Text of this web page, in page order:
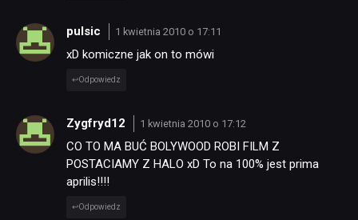
DYSKUSJE
JUŻ GRALIŚMY
pulsic 1 kwietnia 2010 o 17:11
xD komiczne jak on to mówi
Odpowiedz
Zygfryd12 1 kwietnia 2010 o 17:12
CO TO MA BUĆ BOLYWOOD ROBI FILM Z
POSTACIAMY Z HALO xD To na 100% jest prima
aprilis!!!!
Odpowiedz